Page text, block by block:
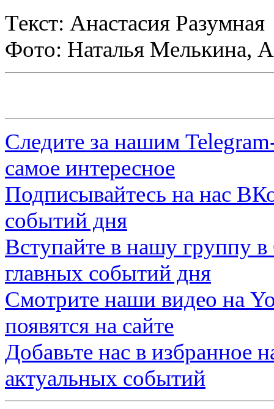
Текст: Анастасия Разумная
Фото: Наталья Мелькина,
Следите за нашим
самое интересное
Подписывайтесь на нас
событий дня
Вступайте в нашу группу в
главных событий дня
Смотрите наши видео на
появятся на сайте
Добавьте нас в избранное
актуальных событий